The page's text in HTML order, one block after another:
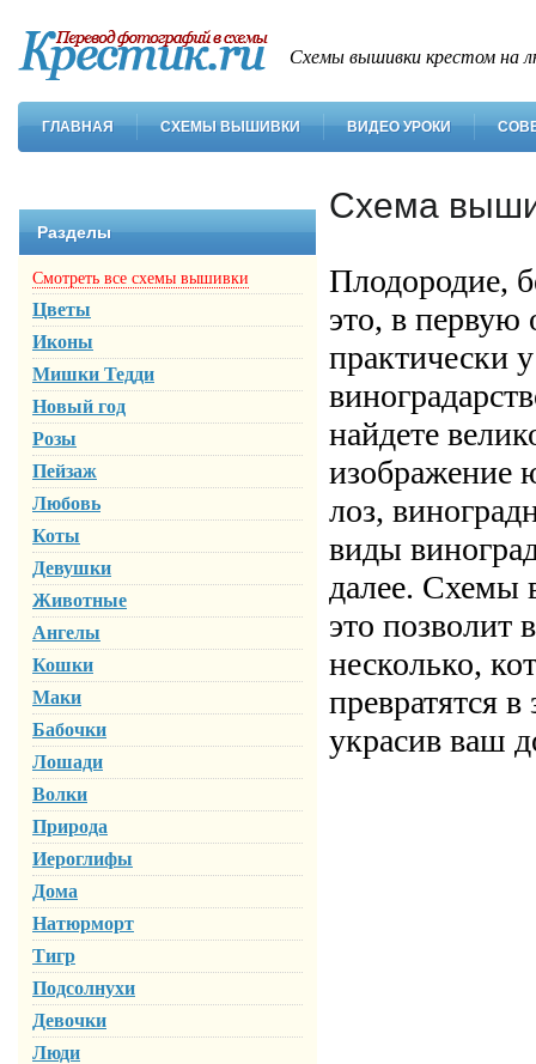
Схемы вышивки крестом на
ГЛАВНАЯ СХЕМЫ ВЫШИВКИ ВИДЕО УРОКИ
Разделы
Смотреть все схемы вышивки
Цветы
Иконы
Мишки Тедди
Новый год
Розы
Пейзаж
Любовь
Коты
Девушки
Животные
Ангелы
Кошки
Маки
Бабочки
Лошади
Волки
Природа
Иероглифы
Дома
Натюрморт
Тигр
Подсолнухи
Девочки
Люди
Схема
Плодородие,
это, в первую
практически
найдете
изображение
лоз,
виды
далее. Схемы
это позволит
несколько,
превратятся
украсив ваш